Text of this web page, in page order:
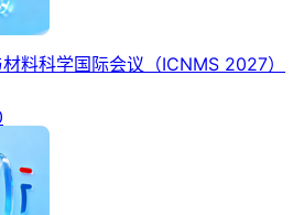
料科学国际会议 （ICNMS 2027）